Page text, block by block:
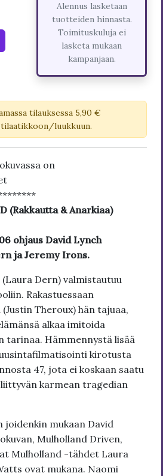
Alennus lasketaan
tuotteiden hinnasta.
Toimituskuluja ei
lasketa mukaan
kampanjaan.
tilauksessa 5,90 €
luukkuun.
on
(Rakkautta & Anarkiaa)
ohjaus David Lynch
ja Jeremy Irons.
Dern) valmistautuu
Rakastuessaan
Theroux) hän tajuaa,
alkaa imitoida
tarinaa. Hämmennystä lisää
kirotusta
47, jota ei koskaan saatu
liittyvän karmean tragedian
joidenkin mukaan David
Mulholland Driven,
Mulholland -tähdet Laura
ovat mukana. Naomi